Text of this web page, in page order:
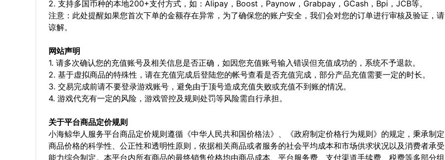
2. 支持多国币种的本地200+支付方式，如：Alipay，Boost，Paynow，Grabpay，GCash，Bpi，JCB等。
注意：此处提醒如果您首次下单的金额存在异常，为了确保您的账户安全，我们会对您的订单进行审核及验证，请
谅解。
网站声明
1. 请多次确认您的充值账号及相关信息是否正确，如因您充值账号输入错误但充值成功的，系统不予退款。
2. 基于虚拟商品的特殊性，请在充值完成后登陆您的帐号查看是否充值完成，部分产品充值需要一定的时长。
3. 交易完成前请不要登录游戏账号，避免由于顶号造成充值失败或充值不到账的情况。
4. 游戏代充有一定的风险，游戏管控及规则处罚等风险需自行承担。
关于平台商品定价规则
小海鲸华人服务平台商品定价规则遵循《中华人民共和国价格法》、《政府制定价格行为规则》的规定，秉承制定
商品价格的科学性、公正性和透明性原则，依据相关商品或者服务的社会平均成本和市场供求状况以及消费者承受
能力综合制定。本平台内所有商品的最终销售价格均由商品成本、平台服务费、支付渠道手续费、税费等多部分组